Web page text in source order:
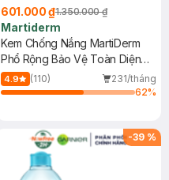
601.000 ₫1.350.000 ₫
Martiderm
Kem Chống Nắng MartiDerm
Phổ Rộng Bảo Vệ Toàn Diện
40ml
4.9 (110)
231/tháng
62%
-39 %